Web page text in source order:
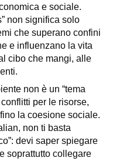
e sociale.
non significa solo
che superano confini
e influenzano la vita
cibo che mangi, alle
non è un “tema
per le risorse,
la coesione sociale.
non ti basta
devi saper spiegare
soprattutto collegare